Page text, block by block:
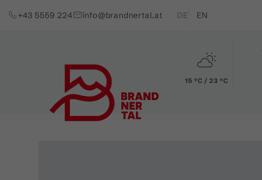
+43 5559 224
info@brandnertal.at DE EN
15 °C / 23 °C